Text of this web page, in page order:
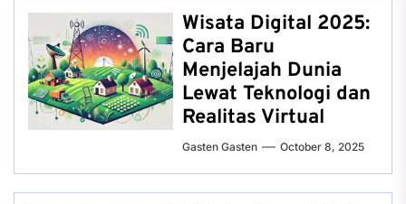
Wisata Digital 2025:
Cara Baru
Menjelajah Dunia
Lewat Teknologi dan
Realitas Virtual
Gasten Gasten October 8, 2025